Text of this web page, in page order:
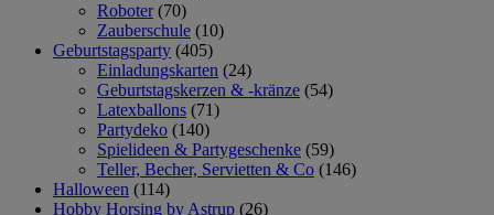
Roboter (70)
Zauberschule (10)
Geburtstagsparty (405)
Einladungskarten (24)
Geburtstagskerzen & -kränze (54)
Latexballons (71)
Partydeko (140)
Spielideen & Partygeschenke (59)
Teller, Becher, Servietten & Co (146)
Halloween (114)
Hobby Horsing by Astrup (26)